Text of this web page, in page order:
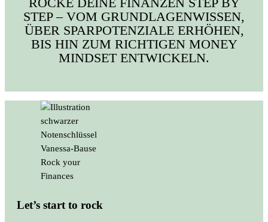
STEP – VOM GRUNDLAGENWISSEN,
ÜBER SPARPOTENZIALE ERHÖHEN,
BIS HIN ZUM RICHTIGEN MONEY
MINDSET ENTWICKELN.
Let’s start to rock